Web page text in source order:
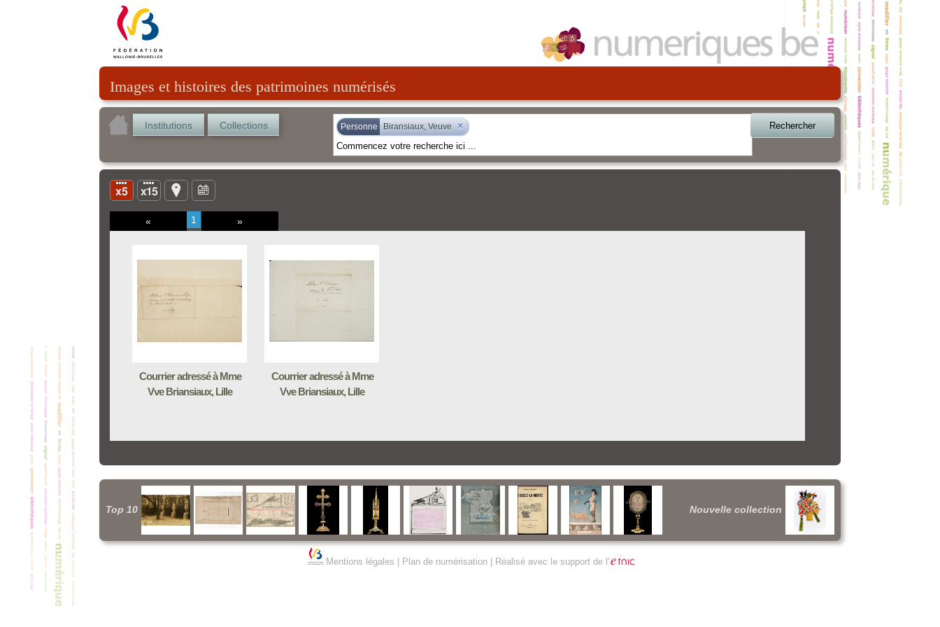
Images et histoires des patrimoines numérisés
Institutions Collections Personne Biransiaux, Veuve × Rechercher
« 1 »
Courrier adressé à Mme
Vve Briansiaux, Lille
Courrier adressé à Mme
Vve Briansiaux, Lille
Top 10 Nouvelle collection
Mentions légales Plan de numérisation| Réalisé avec le support de l'